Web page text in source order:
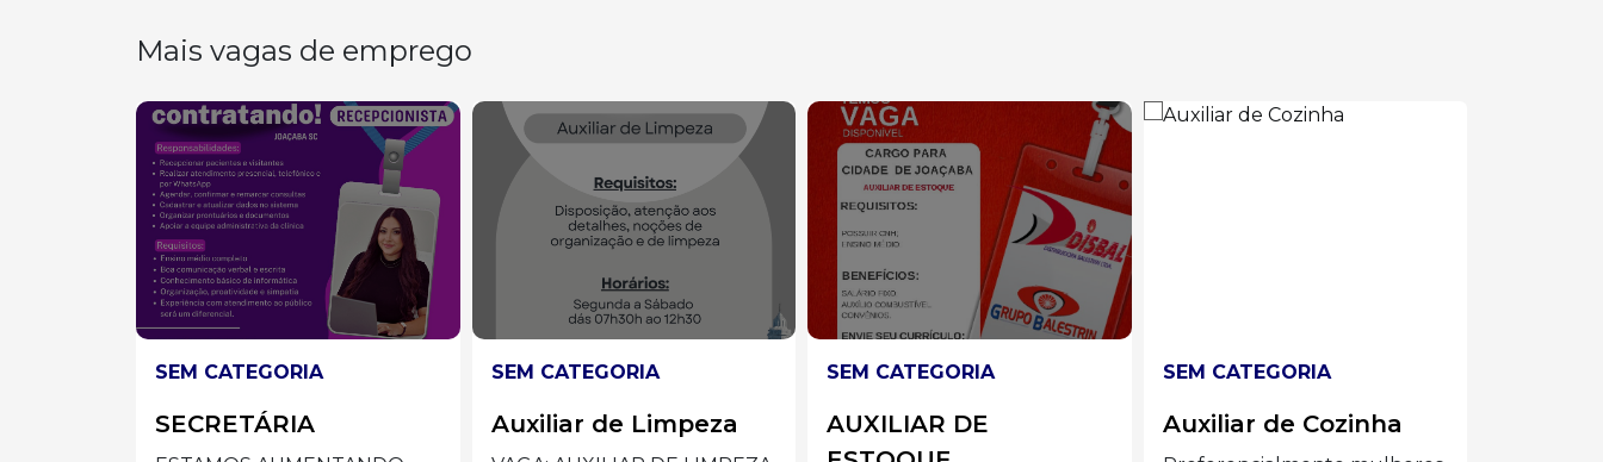
Mais vagas de emprego
SEM CATEGORIA
Auxiliar de Limpeza
SEM CATEGORIA
AUXILIAR DE
SEM CATEGORIA
Auxiliar de Cozinha
SEM CATEGORIA
Líder de Solda